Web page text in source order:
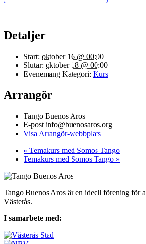
Detaljer
Start: oktober 16 @ 00:00
Slutar: oktober 18 @ 00:00
Evenemang Kategori: Kurs
Arrangör
Tango Buenos Aros
E-post info@buenosaros.org
Visa Arrangör-webbplats
« Temakurs med Somos Tango
Temakurs med Somos Tango »
Tango Buenos Aros är en ideell förening för
Västerås.
I samarbete med: